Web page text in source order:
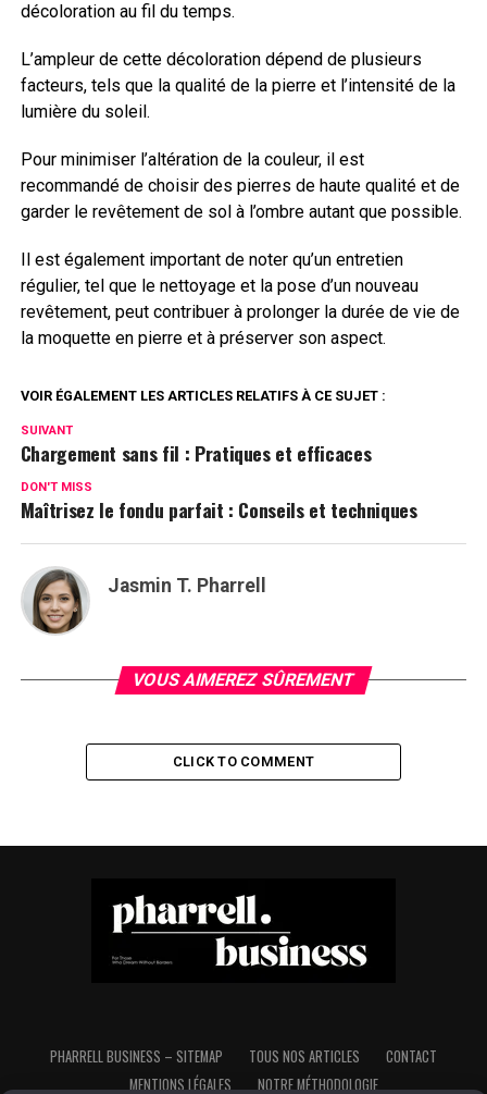
décoloration au fil du temps.
L’ampleur de cette décoloration dépend de plusieurs
facteurs, tels que la qualité de la pierre et l’intensité de la
lumière du soleil.
Pour minimiser l’altération de la couleur, il est
recommandé de choisir des pierres de haute qualité et de
garder le revêtement de sol à l’ombre autant que possible.
Il est également important de noter qu’un entretien
régulier, tel que le nettoyage et la pose d’un nouveau
revêtement, peut contribuer à prolonger la durée de vie de
la moquette en pierre et à préserver son aspect.
VOIR ÉGALEMENT LES ARTICLES RELATIFS À CE SUJET :
SUIVANT
Chargement sans fil : Pratiques et efficaces
DON'T MISS
Maîtrisez le fondu parfait : Conseils et techniques
Jasmin T. Pharrell
VOUS AIMEREZ SÛREMENT
CLICK TO COMMENT
PHARRELL BUSINESS – SITEMAP TOUS NOS ARTICLES
CONTACT
MENTIONS LÉGALES
NOTRE MÉTHODOLOGIE